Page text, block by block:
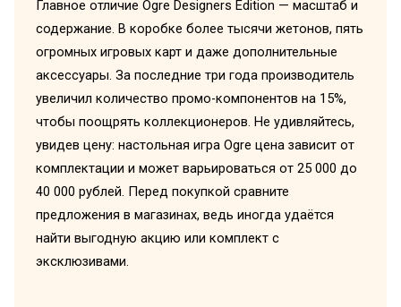
Главное отличие Ogre Designers Edition — масштаб и
содержание. В коробке более тысячи жетонов, пять
огромных игровых карт и даже дополнительные
аксессуары. За последние три года производитель
увеличил количество промо-компонентов на 15%,
чтобы поощрять коллекционеров. Не удивляйтесь,
увидев цену: настольная игра Ogre цена зависит от
комплектации и может варьироваться от 25 000 до
40 000 рублей. Перед покупкой сравните
предложения в магазинах, ведь иногда удаётся
найти выгодную акцию или комплект с
эксклюзивами.